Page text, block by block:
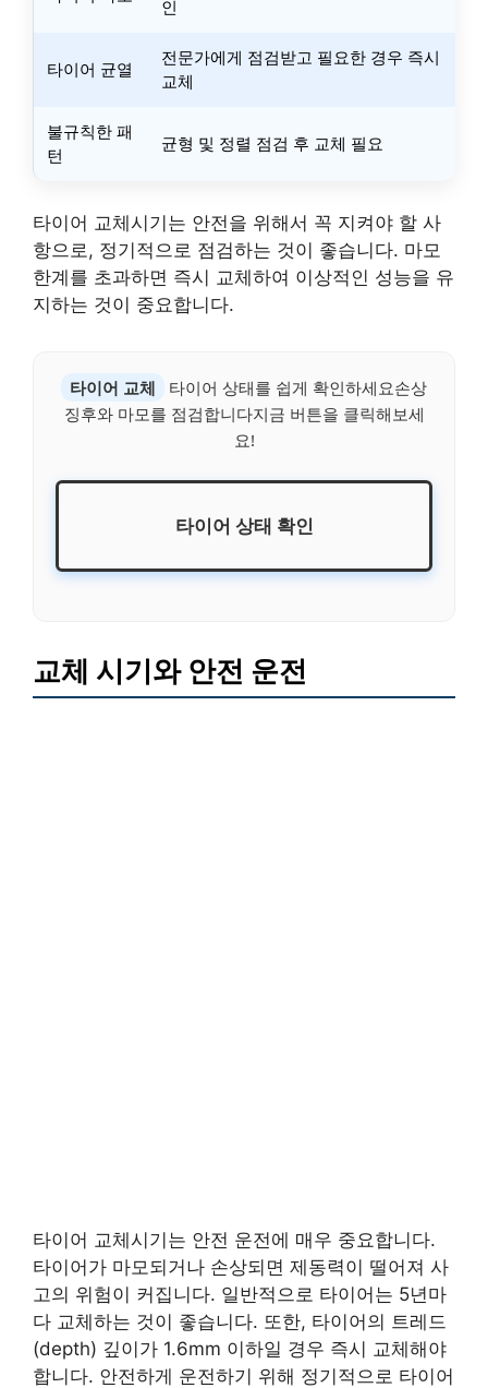
인
타이어 균열
전문가에게 점검받고 필요한 경우 즉시
교체
불규칙한 패
턴
균형 및 정렬 점검 후 교체 필요
타이어 교체시기는 안전을 위해서 꼭 지켜야 할 사
항으로, 정기적으로 점검하는 것이 좋습니다. 마모
한계를 초과하면 즉시 교체하여 이상적인 성능을 유
지하는 것이 중요합니다.
타이어 교체
타이어 상태를 쉽게 확인하세요손상
징후와 마모를 점검합니다지금 버튼을 클릭해보세
요!
타이어 상태 확인
교체 시기와 안전 운전
타이어 교체시기는 안전 운전에 매우 중요합니다.
타이어가 마모되거나 손상되면 제동력이 떨어져 사
고의 위험이 커집니다. 일반적으로 타이어는 5년마
다 교체하는 것이 좋습니다. 또한, 타이어의 트레드
(depth) 깊이가 1.6mm 이하일 경우 즉시 교체해야
합니다. 안전하게 운전하기 위해 정기적으로 타이어